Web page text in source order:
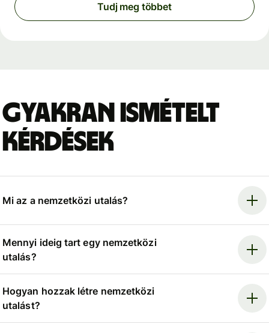
Tudj meg többet
Gyakran ismételt
kérdések
Mi az a nemzetközi utalás?
Mennyi ideig tart egy nemzetközi
utalás?
Hogyan hozzak létre nemzetközi
utalást?